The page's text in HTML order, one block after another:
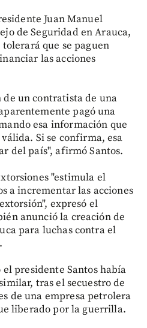
Juan Manuel
de Seguridad en Arauca,
que se paguen
las acciones
un contratista de una
pagó una
esa información que
Si se confirma, esa
del país", afirmó Santos.
"estimula el
a incrementar las acciones
expresó el
anunció la creación de
para luchas contra el
presidente Santos había
tras el secuestro de
de una empresa petrolera
liberado por la guerrilla.